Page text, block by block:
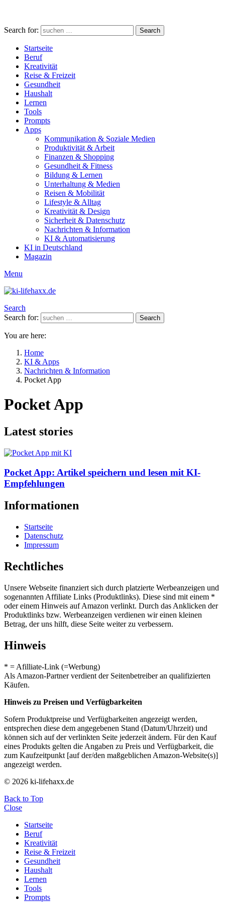
Search for: Search
Startseite
Beruf
Kreativität
Reise & Freizeit
Gesundheit
Haushalt
Lernen
Tools
Prompts
Apps
Kommunikation & Soziale Medien
Produktivität & Arbeit
Finanzen & Shopping
Gesundheit & Fitness
Bildung & Lernen
Unterhaltung & Medien
Reisen & Mobilität
Lifestyle & Alltag
Kreativität & Design
Sicherheit & Datenschutz
Nachrichten & Information
KI & Automatisierung
KI in Deutschland
Magazin
Menu
Search
Search for:
Search
You are here:
Home
KI & Apps
Nachrichten & Information
Pocket App
Pocket App
Latest stories
Pocket App: Artikel speichern und lesen mit KI-
Empfehlungen
Informationen
Startseite
Datenschutz
Impressum
Rechtliches
Unsere Webseite finanziert sich durch platzierte Werbeanzeigen und
sogenannten Affiliate Links (Produktlinks). Diese sind mit einem *
oder einem Hinweis auf Amazon verlinkt. Durch das Anklicken der
Produktlinks bzw. Werbeanzeigen verdienen wir einen kleinen
Betrag, der uns hilft, diese Seite weiter zu verbessern.
Hinweis
* = Afilliate-Link (=Werbung)
Als Amazon-Partner verdient der Seitenbetreiber an qualifizierten
Käufen.
Hinweis zu Preisen und Verfügbarkeiten
Sofern Produktpreise und Verfügbarkeiten angezeigt werden,
entsprechen diese dem angegebenen Stand (Datum/Uhrzeit) und
können sich auf der verlinkten Seite jederzeit ändern. Für den Kauf
eines Produkts gelten die Angaben zu Preis und Verfügbarkeit, die
zum Kaufzeitpunkt [auf der/den maßgeblichen Amazon-Website(s)]
angezeigt werden.
© 2026 ki-lifehaxx.de
Back to Top
Close
Startseite
Beruf
Kreativität
Reise & Freizeit
Gesundheit
Haushalt
Lernen
Tools
Prompts